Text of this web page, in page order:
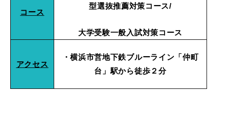
コース
型選抜推薦対策コース/
大学受験一般入試対策コース
アクセス
・横浜市営地下鉄ブルーライン「仲町
台」駅から徒歩２分